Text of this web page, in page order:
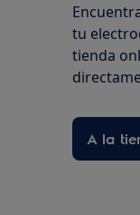
tu
tienda
A la